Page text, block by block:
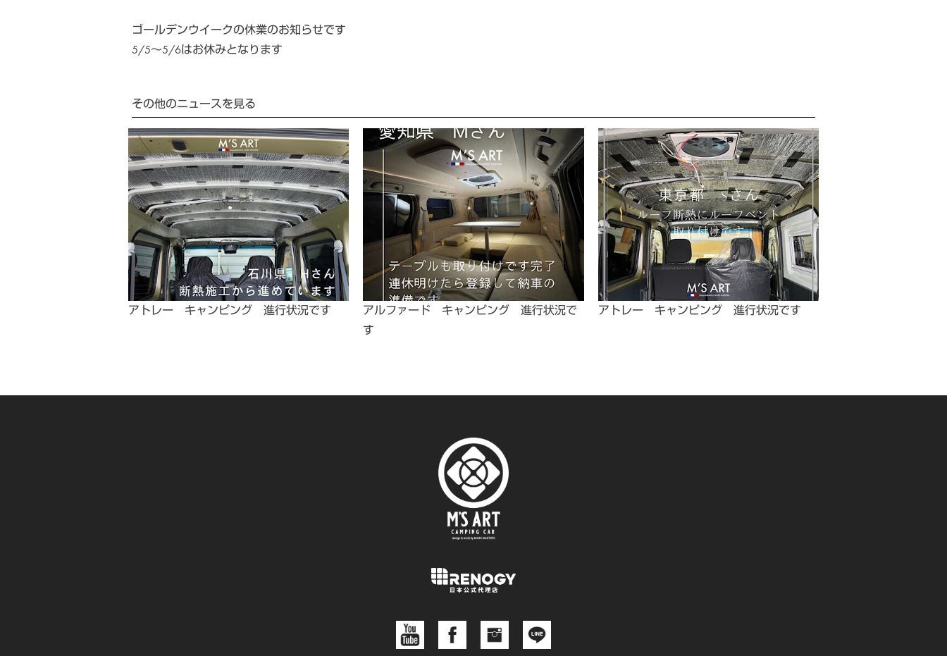
ゴールデンウイークの休業のお知らせです
5/5〜5/6はお休みとなります
その他のニュースを見る
アトレー キャンピング 進行状況です
アルファード キャンピング 進行状況で
す
アトレー キャンピング 進行状況です